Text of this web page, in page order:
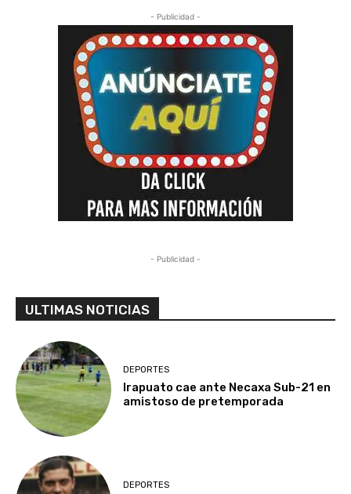
- Publicidad -
- Publicidad -
ULTIMAS NOTICIAS
DEPORTES
Irapuato cae ante Necaxa Sub-21 en
amistoso de pretemporada
DEPORTES